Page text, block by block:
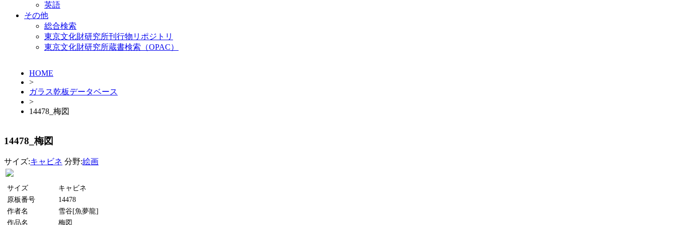
英語
その他
総合検索
東京文化財研究所刊行物リポジトリ
東京文化財研究所蔵書検索（OPAC）
HOME
>
ガラス乾板データベース
>
14478_梅図
14478_梅図
サイズ:キャビネ 分野:絵画
サイズ
キャビネ
原板番号
14478
作者名
雪谷[魚夢龍]
作品名
梅図